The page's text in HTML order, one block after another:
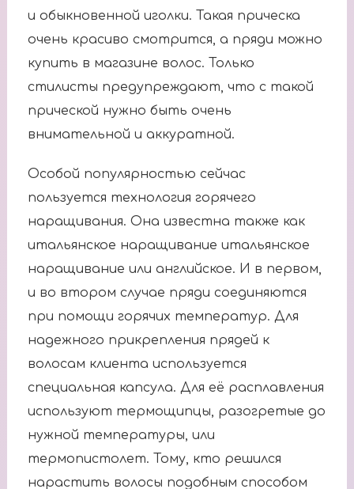
и обыкновенной иголки. Такая прическа
очень красиво смотрится, а пряди можно
купить в магазине волос. Только
стилисты предупреждают, что с такой
прической нужно быть очень
внимательной и аккуратной.
Особой популярностью сейчас
пользуется технология горячего
наращивания. Она известна также как
итальянское наращивание итальянское
наращивание или английское. И в первом,
и во втором случае пряди соединяются
при помощи горячих температур. Для
надежного прикрепления прядей к
волосам клиента используется
специальная капсула. Для её расплавления
используют термощипцы, разогретые до
нужной температуры, или
термопистолет. Тому, кто решился
нарастить волосы подобным способом